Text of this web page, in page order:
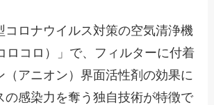
コロナウイルス対策の空気清浄機
ロコロ）」で、フィルターに付着
（アニオン）界面活性剤の効果に
の感染力を奪う独自技術が特徴で